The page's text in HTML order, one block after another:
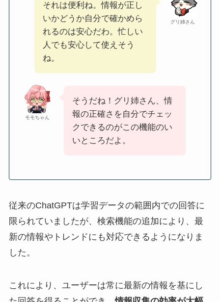
グリ姉さん
それは便利ね。情報が正し
いかどうか自分で確かめら
れるのは安心だわ。忙しい
人でも安心して使えそう
ね。
モモちゃん
そうだね！グリ姉さん、情
報の正確さを自分でチェッ
クできるのがこの機能のい
いところだよ。
従来のChatGPTは学習データの範囲内での回答に
限られていましたが、検索機能の追加により、最
新の情報やトレンドにも対応できるようになりま
した。
これにより、ユーザーは常に最新の情報を基にし